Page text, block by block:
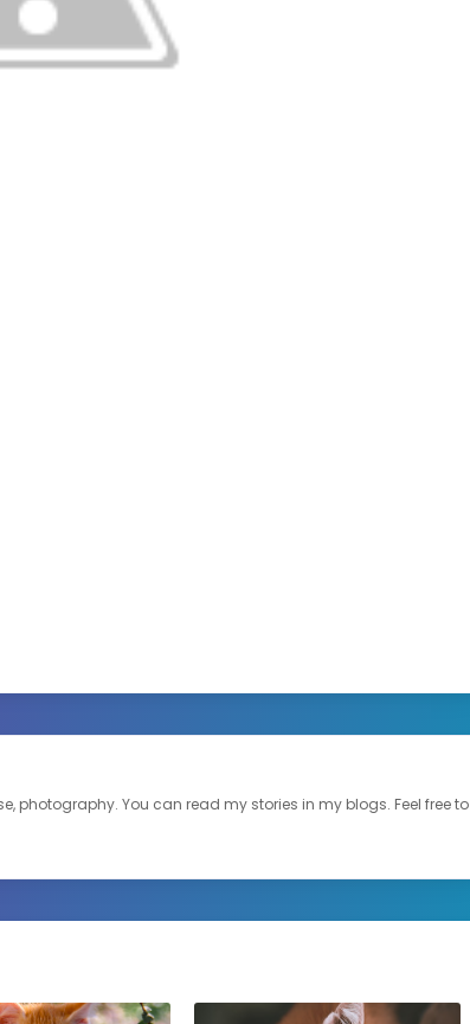
photography. You can read my stories in my blogs. Feel free to